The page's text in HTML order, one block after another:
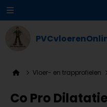
Vloer- en trapprofielen
Co Pro